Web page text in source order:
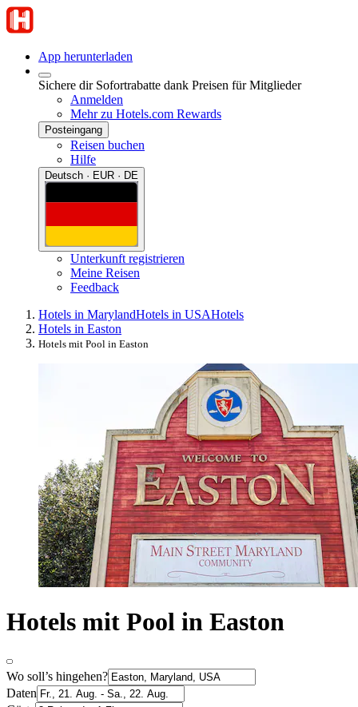
App herunterladen
Sichere dir Sofortrabatte dank Preisen für Mitglieder
Anmelden
Mehr zu Hotels.com Rewards
Posteingang
Reisen buchen
Hilfe
Deutsch · EUR · DE
Unterkunft registrieren
Meine Reisen
Feedback
Hotels in MarylandHotels in USAHotels
Hotels in Easton
Hotels mit Pool in Easton
Hotels mit Pool in Easton
Wo soll’s hingehen?
Daten